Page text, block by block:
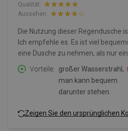
Qualität:
Aussehen:
Die Nutzung dieser Regendusche
Ich empfehle es. Es ist viel
eine Dusche zu nehmen, als nur
Vorteile
großer Wasserstrahl,
man kann bequem
darunter stehen.
Zeigen Sie den ursprünglichen